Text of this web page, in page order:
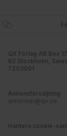
QX Förlag AB Box
62 Stockholm,
7203001
Annonsförsäljning
annonser@qx.se
Hantera cookie-